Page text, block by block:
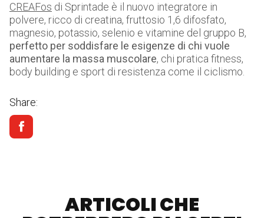
CREAFos di Sprintade è il nuovo integratore in
polvere, ricco di creatina, fruttosio 1,6 difosfato,
magnesio, potassio, selenio e vitamine del gruppo B,
perfetto per soddisfare le esigenze di chi vuole
aumentare la massa muscolare, chi pratica fitness,
body building e sport di resistenza come il ciclismo.
Share:
ARTICOLI CHE